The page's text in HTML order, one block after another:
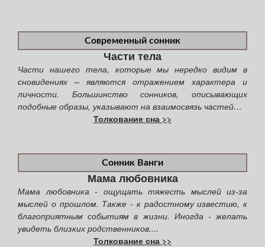
Современный сонник
Части тела
Части нашего тела, которые мы нередко видим в
сновидениях – являются отражением характера и
личности. Большинство сонников, описывающих
подобные образы, указывают на взаимосвязь частей…
Толкование сна >>
Сонник Ванги
Мама любовника
Мама любовника - ощущать тяжесть мыслей из-за
мыслей о прошлом. Также - к радостному известию, к
благоприятным событиям в жизни. Иногда - желать
увидеть близких родственников....
Толкование сна >>